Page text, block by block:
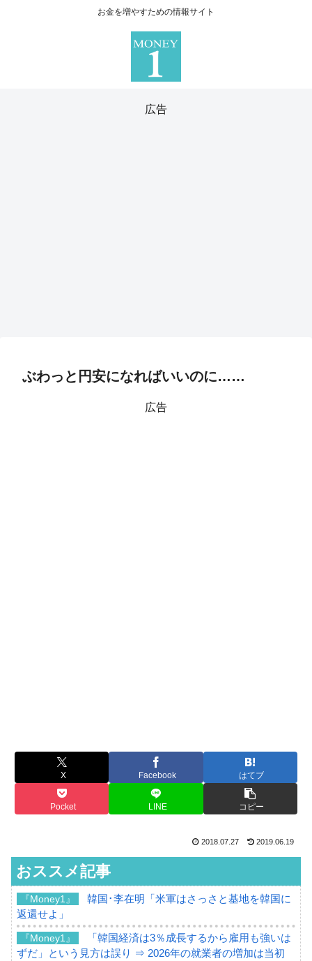
お金を増やすための情報サイト
広告
ぶわっと円安になればいいのに……
広告
X Facebook はてブ
Pocket LINE コピー
2018.07.27 2019.06.19
おススメ記事
『Money1』
韓国･李在明「米軍はさっさと基地を韓国に
返還せよ」
『Money1』
「韓国経済は3％成長するから雇用も強いは
ずだ」という見方は誤り ⇒ 2026年の就業者の増加は当初